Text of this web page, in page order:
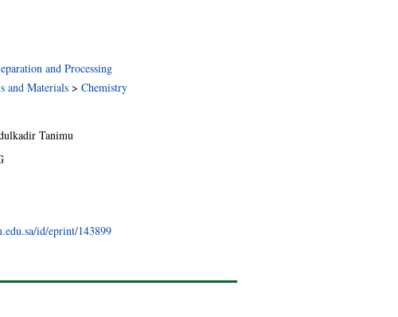
and Processing
and Materials> Chemistry
Tanimu
id/eprint/143899